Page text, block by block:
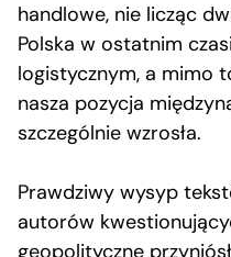
handlowe, nie licząc
Polska w ostatnim
logistycznym, a mimo
nasza pozycja
szczególnie wzrosła.
Prawdziwy wysyp
autorów